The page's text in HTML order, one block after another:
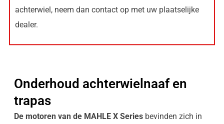
achterwiel, neem dan contact op met uw plaatselijke
dealer.
Onderhoud achterwielnaaf en
trapas
De motoren van de MAHLE X Seriesbevinden zich in